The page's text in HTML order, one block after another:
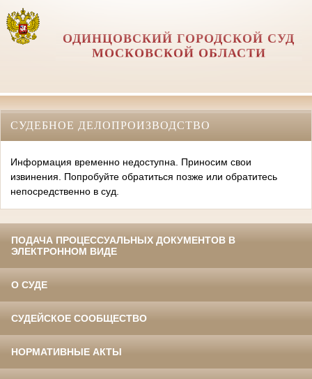
ОДИНЦОВСКИЙ ГОРОДСКОЙ СУД
МОСКОВСКОЙ ОБЛАСТИ
СУДЕБНОЕ ДЕЛОПРОИЗВОДСТВО
Информация временно недоступна. Приносим свои
извинения. Попробуйте обратиться позже или обратитесь
непосредственно в суд.
ПОДАЧА ПРОЦЕССУАЛЬНЫХ ДОКУМЕНТОВ В
ЭЛЕКТРОННОМ ВИДЕ
О СУДЕ
СУДЕЙСКОЕ СООБЩЕСТВО
НОРМАТИВНЫЕ АКТЫ